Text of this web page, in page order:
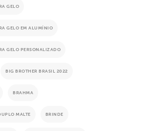
GELO
GELO EM ALUMÍNIO
GELO PERSONALIZADO
BIG BROTHER BRASIL 2022
BRAHMA
MALTE BRINDE